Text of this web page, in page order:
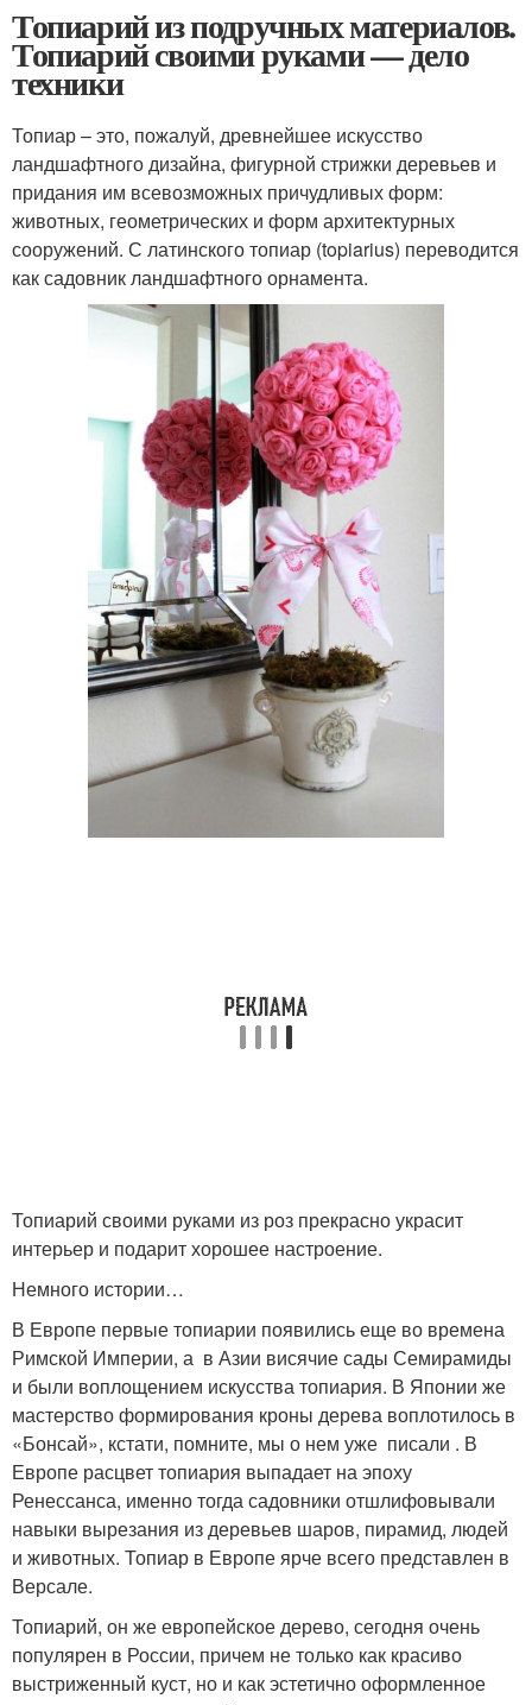
Топиарий из подручных материалов.
Топиарий своими руками — дело
техники
Топиар – это, пожалуй, древнейшее искусство
ландшафтного дизайна, фигурной стрижки деревьев и
придания им всевозможных причудливых форм:
животных, геометрических и форм архитектурных
сооружений. С латинского топиар (topiarius) переводится
как садовник ландшафтного орнамента.
Топиарий своими руками из роз прекрасно украсит
интерьер и подарит хорошее настроение.
Немного истории…
В Европе первые топиарии появились еще во времена
Римской Империи, а в Азии висячие сады Семирамиды
и были воплощением искусства топиария. В Японии же
мастерство формирования кроны дерева воплотилось в
«Бонсай», кстати, помните, мы о нем уже писали . В
Европе расцвет топиария выпадает на эпоху
Ренессанса, именно тогда садовники отшлифовывали
навыки вырезания из деревьев шаров, пирамид, людей
и животных. Топиар в Европе ярче всего представлен в
Версале.
Топиарий, он же европейское дерево, сегодня очень
популярен в России, причем не только как красиво
выстриженный куст, но и как эстетично оформленное